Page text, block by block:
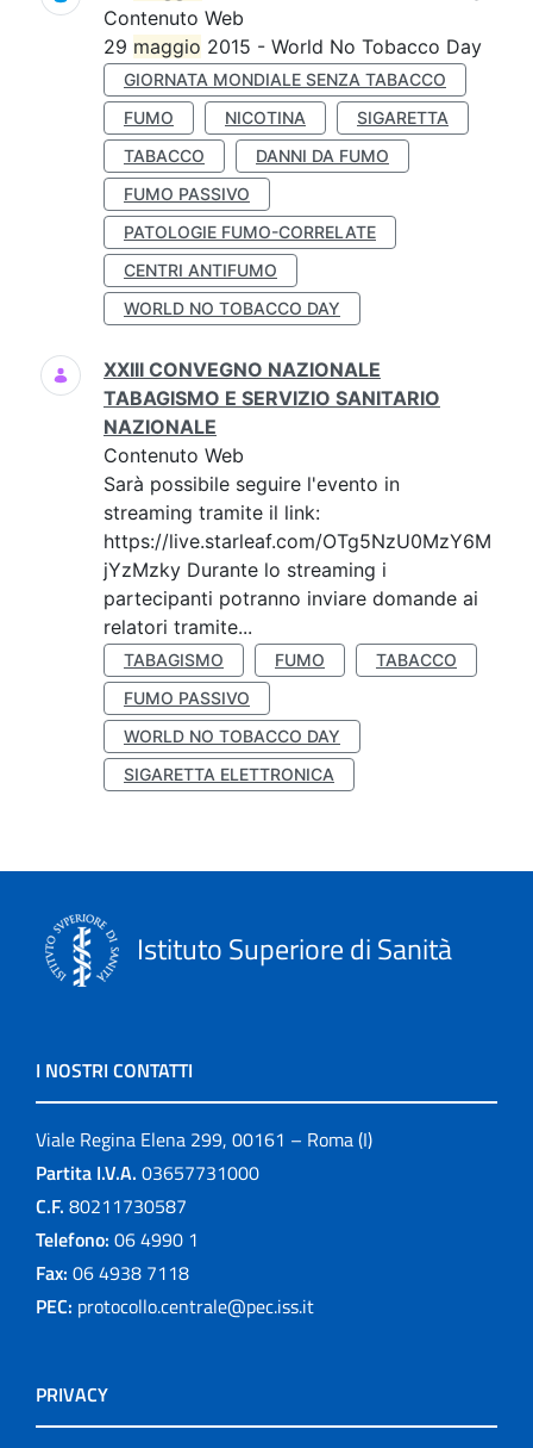
Contenuto Web
29 maggio 2015 - World No Tobacco Day
GIORNATA MONDIALE SENZA TABACCO
FUMO
NICOTINA
SIGARETTA
TABACCO
DANNI DA FUMO
FUMO PASSIVO
PATOLOGIE FUMO-CORRELATE
CENTRI ANTIFUMO
WORLD NO TOBACCO DAY
XXIII CONVEGNO NAZIONALE
TABAGISMO E SERVIZIO SANITARIO
NAZIONALE
Contenuto Web
Sarà possibile seguire l'evento in
streaming tramite il link:
https://live.starleaf.com/OTg5NzU0MzY6M
jYzMzky Durante lo streaming i
partecipanti potranno inviare domande ai
relatori tramite...
TABAGISMO FUMO
TABACCO
FUMO PASSIVO
WORLD NO TOBACCO DAY
SIGARETTA ELETTRONICA
Istituto Superiore di Sanità
I NOSTRI CONTATTI
Viale Regina Elena 299, 00161 – Roma (I)
Partita I.V.A. 03657731000
C.F. 80211730587
Telefono: 06 4990 1
Fax: 06 4938 7118
PEC: protocollo.centrale@pec.iss.it
PRIVACY